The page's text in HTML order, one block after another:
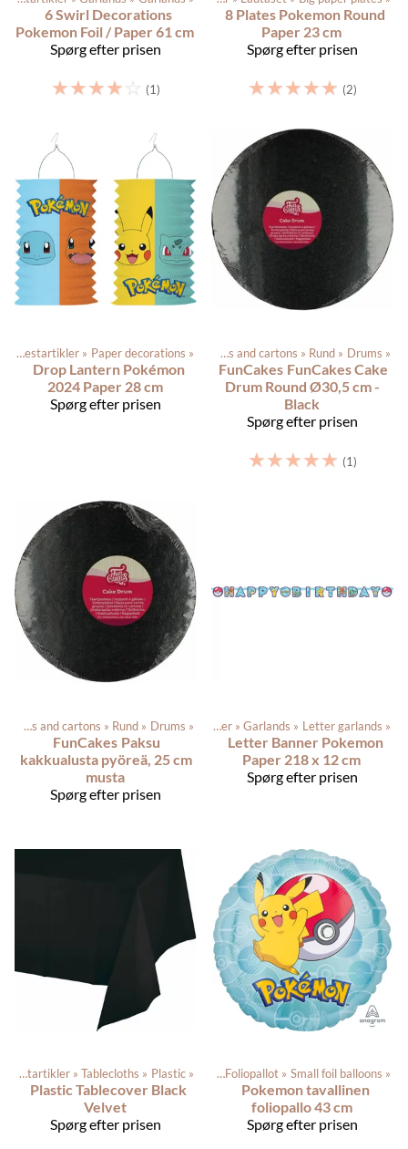
6 Swirl Decorations
Pokemon Foil / Paper 61 cm
Spørg efter prisen
☆☆☆☆☆ (1)
8 Plates Pokemon Round
Paper 23 cm
Spørg efter prisen
☆☆☆☆☆ (2)
Festartikler ‪» Paper decorations ‪»
Drop Lantern Pokémon
2024 Paper 28 cm
Spørg efter prisen
Produkterne‪» Baking supplies ‪» Cake drums and cartons ‪» Rund ‪» Drums ‪»
FunCakes FunCakes Cake
Drum Round Ø30,5 cm -
Black
Spørg efter prisen
☆☆☆☆☆ (1)
Cake drums and cartons ‪» Rund ‪» Drums ‪»
FunCakes Paksu
kakkualusta pyöreä, 25 cm
musta
Spørg efter prisen
Produkterne ‪» Festartikler ‪» Garlands ‪» Letter garlands ‪»
Letter Banner Pokemon
Paper 218 x 12 cm
Spørg efter prisen
Festartikler ‪» Tablecloths ‪» Plastic ‪»
Plastic Tablecover Black
Velvet
Spørg efter prisen
Produkterne ‪» Balloons ‪» Foliopallot ‪» Small foil balloons ‪»
Pokemon tavallinen
foliopallo 43 cm
Spørg efter prisen